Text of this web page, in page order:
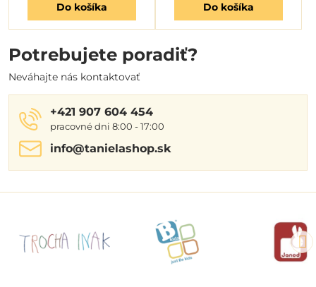
Do košíka Do košíka
Potrebujete poradiť?
Neváhajte nás kontaktovať
+421 907 604 454
pracovné dni 8:00 - 17:00
info​@tanielashop​.sk